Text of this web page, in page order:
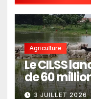
Agriculture
Le CILSS
de 60
3 JUILLET 2026